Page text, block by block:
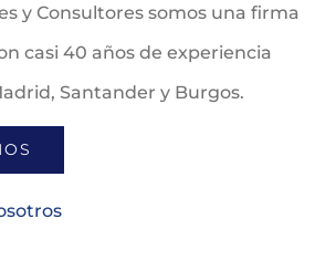
y Consultores somos una firma
casi 40 años de experiencia
Santander y Burgos.